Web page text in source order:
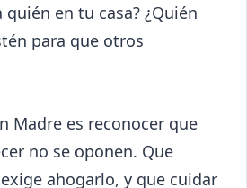
en tu casa? ¿Quién
para que otros
Madre es reconocer que
no se oponen. Que
ahogarlo, y que cuidar